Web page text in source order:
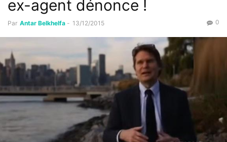
ex-agent dénonce !
Par Antar Belkhelfa - 13/12/2015 0